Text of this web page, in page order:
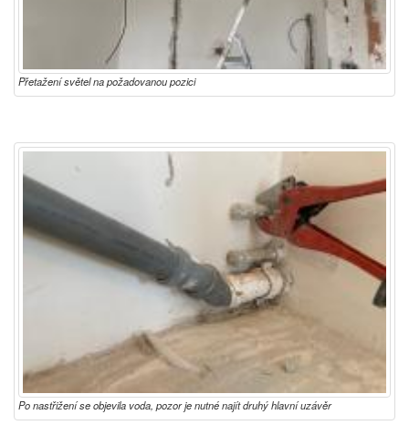
Přetažení světel na požadovanou pozici
Po nastřižení se objevila voda, pozor je nutné najít druhý hlavní uzávěr